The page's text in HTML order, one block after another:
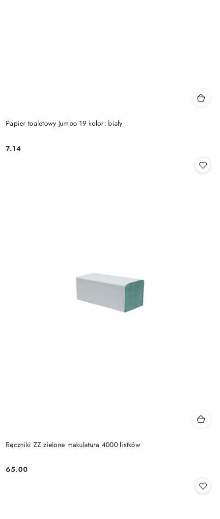
Papier toaletowy Jumbo 19 kolor: biały
Cena:
7.14
Ręczniki ZZ zielone makulatura 4000 listków
Cena:
65.00